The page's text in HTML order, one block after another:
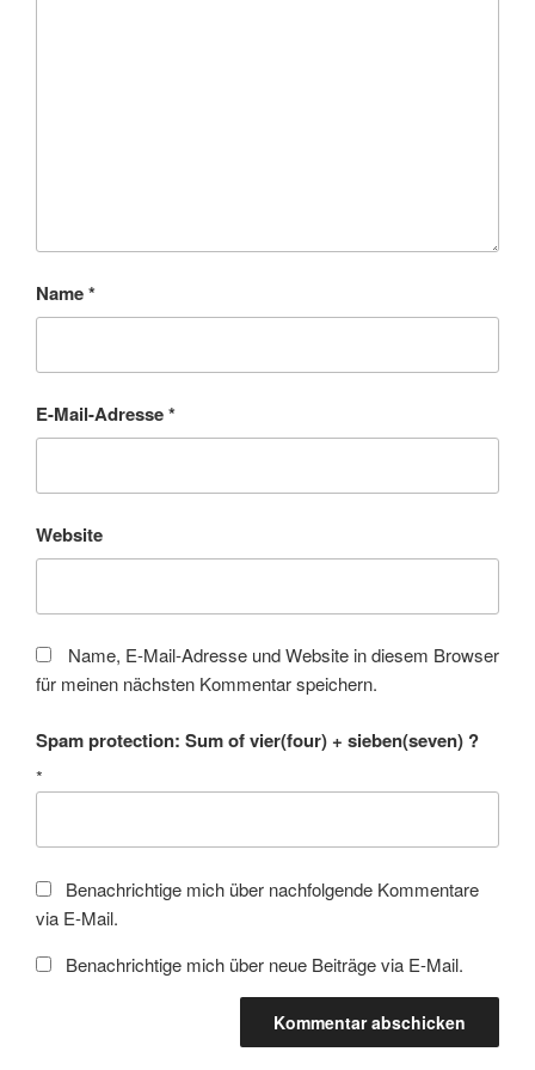
Name*
E-Mail-Adresse*
Website
Name, E-Mail-Adresse und Website in diesem Browser
für meinen nächsten Kommentar speichern.
Spam protection: Sum of vier(four) + sieben(seven) ?
*
Benachrichtige mich über nachfolgende Kommentare
via E-Mail.
Benachrichtige mich über neue Beiträge via E-Mail.